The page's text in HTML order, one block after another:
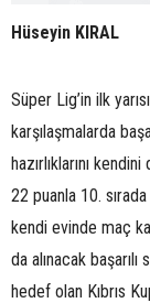
Hüseyin KIRAL
Süper Lig’in ilk
karşılaşmalarda
hazırlıklarını
22 puanla 10.
kendi evinde maç
da alınacak
hedef olan Kıbrıs